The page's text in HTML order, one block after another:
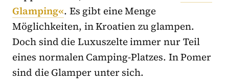
Glamping«. Es gibt eine Menge
Möglichkeiten, in Kroatien zu glampen.
Doch sind die Luxuszelte immer nur Teil
eines normalen Camping-Platzes. In Pomer
sind die Glamper unter sich.